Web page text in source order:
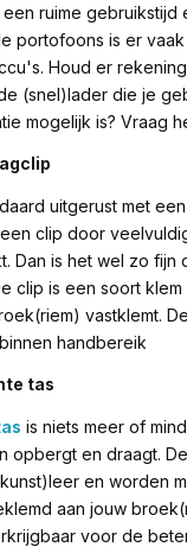
ruime gebruikstijd
portofoons is er
Houd er
(snel)lader die je
mogelijk is? Vraag
uitgerust met een
clip door
Dan is het wel zo fijn
clip is een soort
vastklemt.
handbereik
tas
is niets meer of
opbergt en draagt.
en worden
aan jouw
voor de